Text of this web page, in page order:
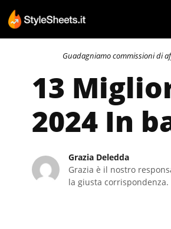
Guadagniamo commissioni di
13
2024 In
Grazia Deledda
Grazia è il nostro
la giusta